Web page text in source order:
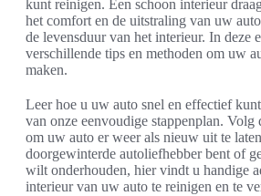
kunt reinigen. Een schoon interieur
het comfort en de uitstraling van uw
de levensduur van het interieur. In deze
verschillende tips en methoden om uw
maken.
Leer hoe u uw auto snel en effectief
van onze eenvoudige stappenplan. Volg
om uw auto er weer als nieuw uit te
doorgewinterde autoliefhebber bent of
wilt onderhouden, hier vindt u handige
interieur van uw auto te reinigen en te